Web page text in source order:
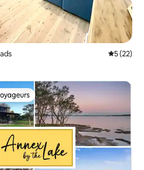
5 (22)
les plus appréciés